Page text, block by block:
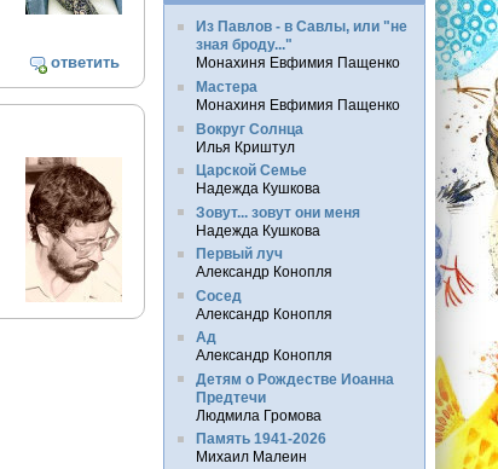
ответить
Из Павлов - в Савлы, или "не
зная броду..."
Монахиня Евфимия Пащенко
Мастера
Монахиня Евфимия Пащенко
Вокруг Солнца
Илья Криштул
Царской Семье
Надежда Кушкова
Зовут... зовут они меня
Надежда Кушкова
Первый луч
Александр Конопля
Сосед
Александр Конопля
Ад
Александр Конопля
Детям о Рождестве Иоанна
Предтечи
Людмила Громова
Память 1941-2026
Михаил Малеин